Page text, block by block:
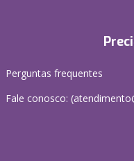
Perguntas frequentes
Fale conosco: